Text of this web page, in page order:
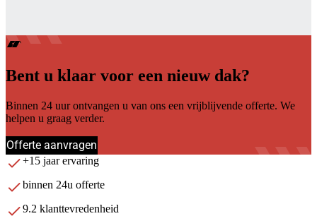
Bent u klaar voor een nieuw dak?
Binnen 24 uur ontvangen u van ons een vrijblijvende offerte. We
helpen u graag verder.
Offerte aanvragen
+15 jaar ervaring
binnen 24u offerte
9.2 klanttevredenheid